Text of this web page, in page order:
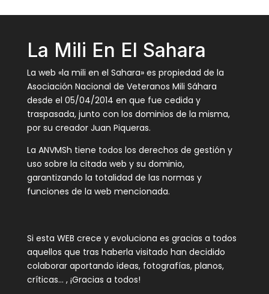
La Mili En El Sahara
La web «la mili en el Sahara» es propiedad de la
Asociación Nacional de Veteranos Mili Sáhara
desde el 05/04/2014 en que fue cedida y
traspasada, junto con los dominios de la misma,
por su creador Juan Piqueras.
La ANVMSh tiene todos los derechos de gestión y
uso sobre la citada web y su dominio,
garantizando la totalidad de las normas y
funciones de la web mencionada.
Si esta WEB crece y evoluciona es gracias a todos
aquellos que tras haberla visitado han decidido
colaborar aportando ideas, fotografías, planos,
críticas… , ¡Gracias a todos!